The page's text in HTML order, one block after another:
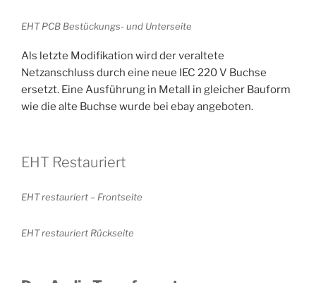
EHT PCB Bestückungs- und Unterseite
Als letzte Modifikation wird der veraltete
Netzanschluss durch eine neue IEC 220 V Buchse
ersetzt. Eine Ausführung in Metall in gleicher Bauform
wie die alte Buchse wurde bei ebay angeboten.
EHT Restauriert
EHT restauriert – Frontseite
EHT restauriert Rückseite